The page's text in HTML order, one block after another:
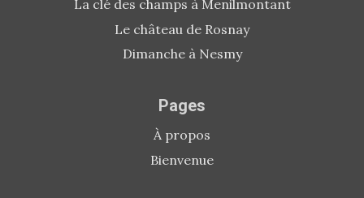
La clé des champs à Menilmontant
Le château de Rosnay
Dimanche à Nesmy
Pages
À propos
Bienvenue